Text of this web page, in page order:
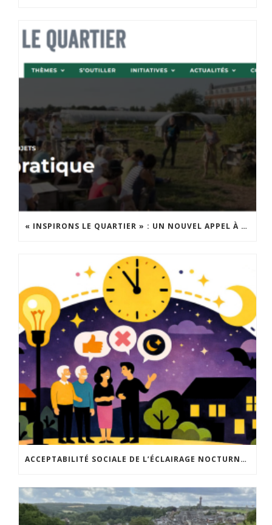
« INSPIRONS LE QUARTIER » : UN NOUVEL APPEL À PROJETS EST LANCÉ !
ACCEPTABILITÉ SOCIALE DE L’ÉCLAIRAGE NOCTURNE : LE REPLAY EST DISPONIBLE